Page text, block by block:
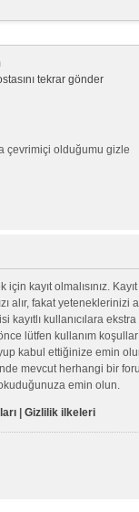
tekrar gönder
çevrimiçi olduğumu gizle
için kayıt olmalısınız.
alır, fakat yeteneklerinizi
kayıtlı kullanıcılara
lütfen kullanım
kabul ettiğinize emin
mevcut herhangi bir
emin olun.
| Gizlilik ilkeleri